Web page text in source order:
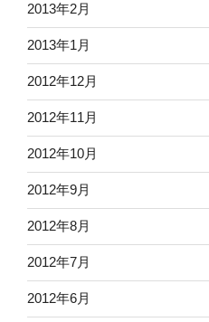
2013年2月
2013年1月
2012年12月
2012年11月
2012年10月
2012年9月
2012年8月
2012年7月
2012年6月